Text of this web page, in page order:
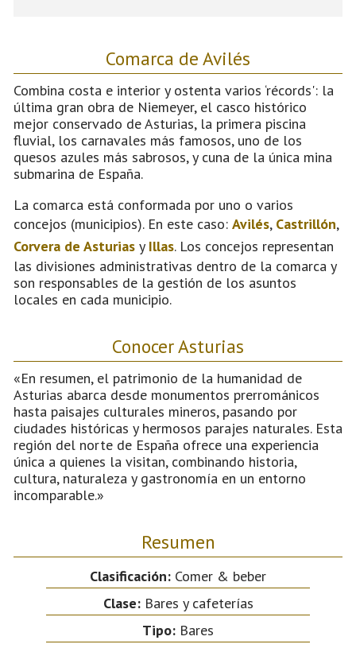
Comarca de Avilés
Combina costa e interior y ostenta varios ‘récords': la
última gran obra de Niemeyer, el casco histórico
mejor conservado de Asturias, la primera piscina
fluvial, los carnavales más famosos, uno de los
quesos azules más sabrosos, y cuna de la única mina
submarina de España.
La comarca está conformada por uno o varios
concejos (municipios). En este caso: Avilés, Castrillón,
Corvera de Asturias y Illas. Los concejos representan
las divisiones administrativas dentro de la comarca y
son responsables de la gestión de los asuntos
locales en cada municipio.
Conocer Asturias
«En resumen, el patrimonio de la humanidad de
Asturias abarca desde monumentos prerrománicos
hasta paisajes culturales mineros, pasando por
ciudades históricas y hermosos parajes naturales. Esta
región del norte de España ofrece una experiencia
única a quienes la visitan, combinando historia,
cultura, naturaleza y gastronomía en un entorno
incomparable.»
Resumen
Clasificación: Comer & beber
Clase:Bares y cafeterías
Tipo: Bares